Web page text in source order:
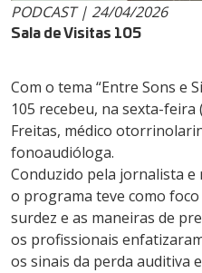
PODCAST | 24/04/2026
Sala de Visitas 105
Com o tema “Entre Sons e
105 recebeu, na sexta-feira
Freitas, médico
fonoaudióloga.
Conduzido pela jornalista e
o programa teve como
surdez e as maneiras de
os profissionais
os sinais da perda auditiva